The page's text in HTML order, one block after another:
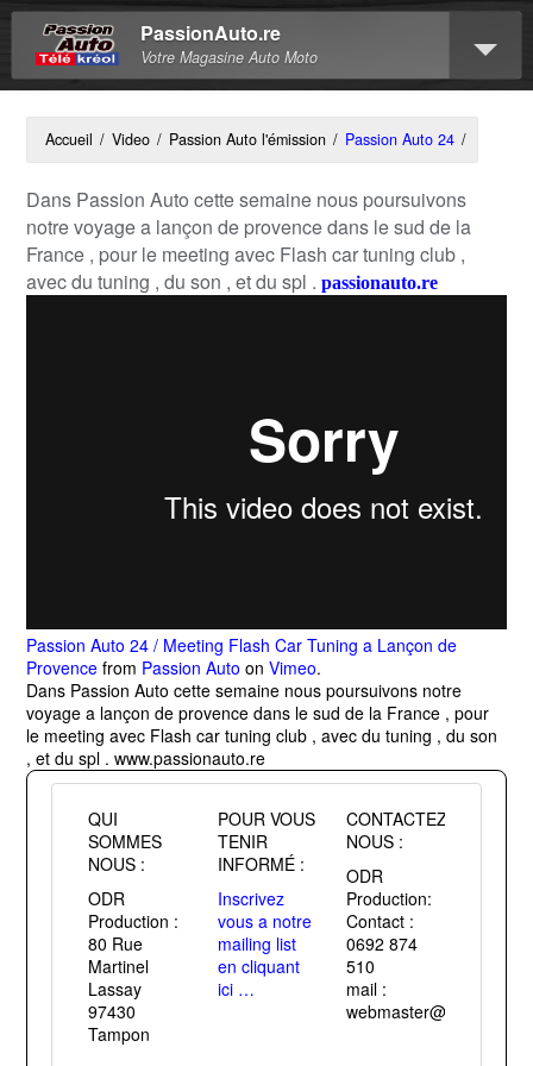
PassionAuto.re
Votre Magasine Auto Moto
Accueil / Video / Passion Auto l'émission / Passion Auto 24 /
Dans Passion Auto cette semaine nous poursuivons
notre voyage a lançon de provence dans le sud de la
France , pour le meeting avec Flash car tuning club ,
avec du tuning , du son , et du spl .passionauto.re
Passion Auto 24 / Meeting Flash Car Tuning a Lançon de
Provence from Passion Auto onVimeo.
Dans Passion Auto cette semaine nous poursuivons notre
voyage a lançon de provence dans le sud de la France , pour
le meeting avec Flash car tuning club , avec du tuning , du son
, et du spl . www.passionauto.re
QUI
SOMMES
NOUS :
ODR
Production :
80 Rue
Martinel
Lassay
97430
Tampon
CONTACTEZ
NOUS :
ODR
Production:
Contact :
0692 874
510
mail :
POUR VOUS
TENIR
INFORMÉ :
Inscrivez
vous a notre
mailing list
en cliquant
ici …